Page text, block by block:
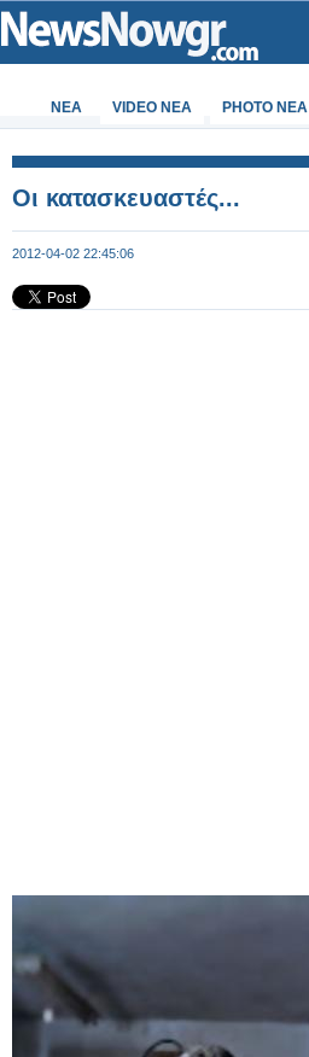
ΝΕΑ VIDEO NEA PHOTO NEA
Οι κατασκευαστές...
2012-04-02 22:45:06